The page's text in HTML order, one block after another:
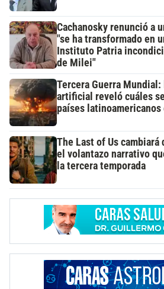
Cachanosky renunció a
"se ha transformado en
Instituto Patria
de Milei"
Tercera Guerra
artificial reveló cuáles
países
The Last of Us cambiará
el volantazo narrativo
la tercera temporada